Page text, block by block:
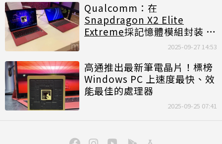
Qualcomm：在
Snapdragon X2 Elite
Extreme採記憶體模組封装 希
望凸顯更高性能定位2025-09-27 14:53
高通推出最新筆電晶片！標榜
Windows PC 上速度最快、效
能最佳的處理器
2025-09-25 07:41